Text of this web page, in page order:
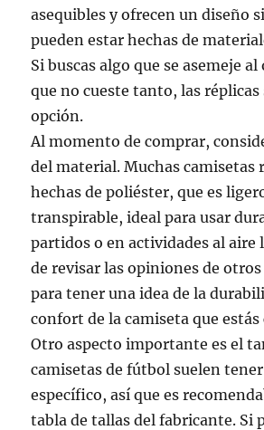
asequibles y ofrecen un diseño
pueden estar hechas de
Si buscas algo que se asemeje
que no cueste tanto, las
opción.
Al momento de comprar,
del material. Muchas camisetas
hechas de poliéster, que es
transpirable, ideal para usar
partidos o en actividades al aire
de revisar las opiniones de
para tener una idea de la
confort de la camiseta que
Otro aspecto importante es el
camisetas de fútbol suelen
específico, así que es
tabla de tallas del fabricante. Si